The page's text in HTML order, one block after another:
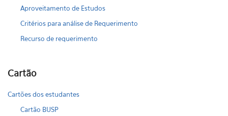
Aproveitamento de Estudos
Critérios para análise de Requerimento
Recurso de requerimento
Cartão
Cartões dos estudantes
Cartão BUSP